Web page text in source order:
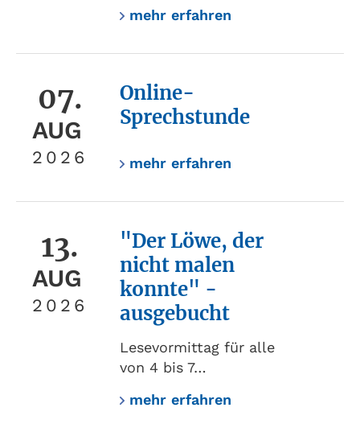
mehr erfahren
07.
AUG
2026
Online-
Sprechstunde
mehr erfahren
13.
AUG
2026
"Der Löwe, der
nicht malen
konnte" -
ausgebucht
Lesevormittag für alle
von 4 bis 7…
mehr erfahren